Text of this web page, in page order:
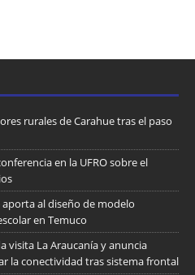
rurales de Carahue tras el paso
en la UFRO sobre el
al diseño de modelo
en Temuco
visita La Araucanía y anuncia
la conectividad tras sistema frontal